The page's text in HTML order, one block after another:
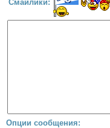
Смайлики:
Опции сообщения: